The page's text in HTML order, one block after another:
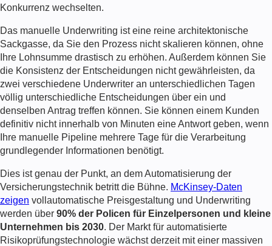
Konkurrenz wechselten.
Das manuelle Underwriting ist eine reine architektonische
Sackgasse, da Sie den Prozess nicht skalieren können, ohne
Ihre Lohnsumme drastisch zu erhöhen. Außerdem können Sie
die Konsistenz der Entscheidungen nicht gewährleisten, da
zwei verschiedene Underwriter an unterschiedlichen Tagen
völlig unterschiedliche Entscheidungen über ein und
denselben Antrag treffen können. Sie können einem Kunden
definitiv nicht innerhalb von Minuten eine Antwort geben, wenn
Ihre manuelle Pipeline mehrere Tage für die Verarbeitung
grundlegender Informationen benötigt.
Dies ist genau der Punkt, an demAutomatisierung der
Versicherungstechnik betritt die Bühne. McKinsey-Daten
zeigen vollautomatische Preisgestaltung und Underwriting
werden über 90% der Policen für Einzelpersonen und kleine
Unternehmen bis 2030. Der Markt für automatisierte
Risikoprüfungstechnologie wächst derzeit mit einer massiven